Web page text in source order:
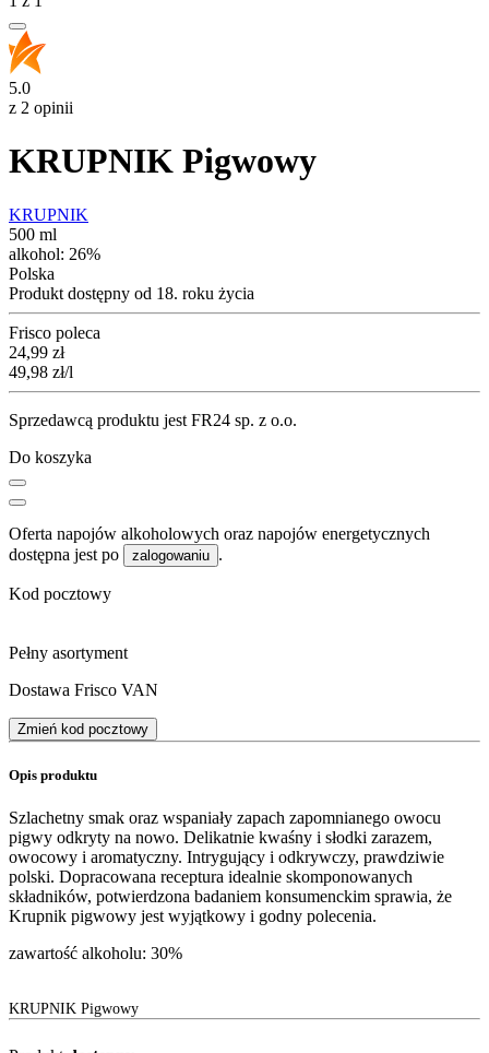
5.0
z 2 opinii
KRUPNIK Pigwowy
KRUPNIK
500 ml
alkohol: 26%
Polska
Produkt dostępny od 18. roku życia
Frisco poleca
Cena
24,99 zł
49,98 zł/l
Sprzedawcą produktu jest FR24 sp. z o.o.
Do koszyka
Oferta napojów alkoholowych oraz napojów energetycznych
dostępna jest po
zalogowaniu .
Kod pocztowy
Pełny asortyment
Dostawa Frisco VAN
Zmień kod pocztowy
Opis produktu
Szlachetny smak oraz wspaniały zapach zapomnianego owocu
pigwy odkryty na nowo. Delikatnie kwaśny i słodki zarazem,
owocowy i aromatyczny. Intrygujący i odkrywczy, prawdziwie
polski. Dopracowana receptura idealnie skomponowanych
składników, potwierdzona badaniem konsumenckim sprawia, że
Krupnik pigwowy jest wyjątkowy i godny polecenia.
zawartość alkoholu: 30%
KRUPNIK Pigwowy